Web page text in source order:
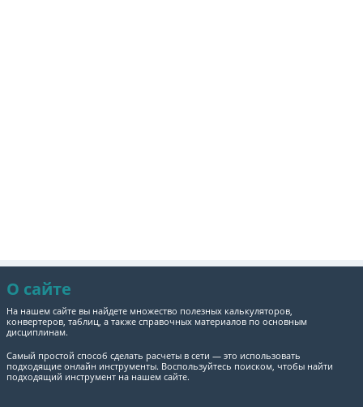
О сайте
На нашем сайте вы найдете множество полезных калькуляторов,
конвертеров, таблиц, а также справочных материалов по основным
дисциплинам.
Самый простой способ сделать расчеты в сети — это использовать
подходящие онлайн инструменты. Воспользуйтесь поиском, чтобы найти
подходящий инструмент на нашем сайте.